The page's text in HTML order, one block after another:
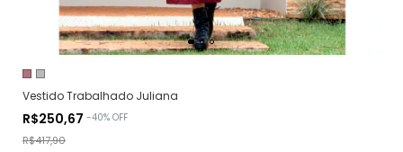
Vestido Trabalhado Juliana
R$250,67 -40% OFF
R$417,90